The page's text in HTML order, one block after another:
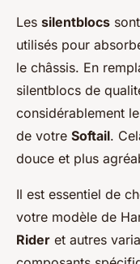
Les silentblocs
utilisés pour
le châssis. En
silentblocs de
considérablement
de votre Softail.
douce et plus
Il est essentiel de
votre modèle de
Rider et autres